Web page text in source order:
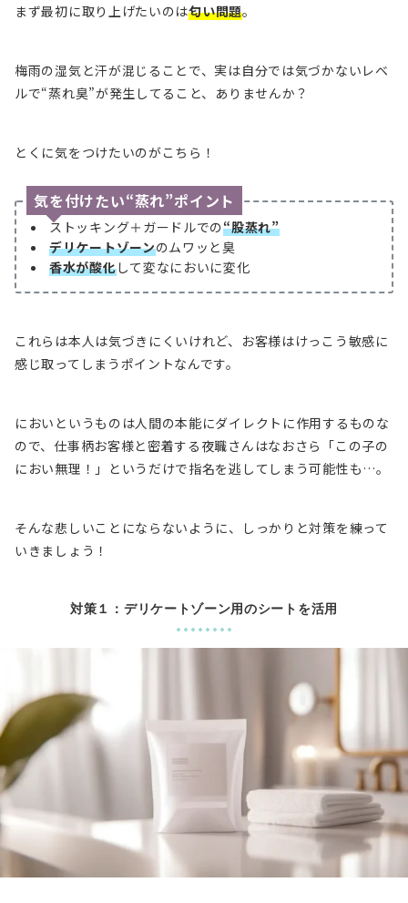
まず最初に取り上げたいのは匂い問題。
梅雨の湿気と汗が混じることで、実は自分では気づかないレベ
ルで“蒸れ臭”が発生してること、ありませんか？
とくに気をつけたいのがこちら！
気を付けたい“蒸れ”ポイント
ストッキング＋ガードルでの“股蒸れ”
デリケートゾーンのムワッと臭
香水が酸化して変なにおいに変化
これらは本人は気づきにくいけれど、お客様はけっこう敏感に
感じ取ってしまうポイントなんです。
においというものは人間の本能にダイレクトに作用するものな
ので、仕事柄お客様と密着する夜職さんはなおさら「この子の
におい無理！」というだけで指名を逃してしまう可能性も…。
そんな悲しいことにならないように、しっかりと対策を練って
いきましょう！
対策１：デリケートゾーン用のシートを活用